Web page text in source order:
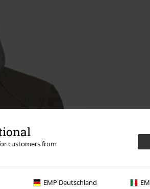
customers from
EMP Deutschland